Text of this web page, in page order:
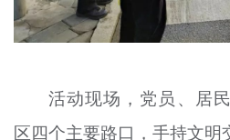
活动现场，党员、居
区四个主要路口，手持文明